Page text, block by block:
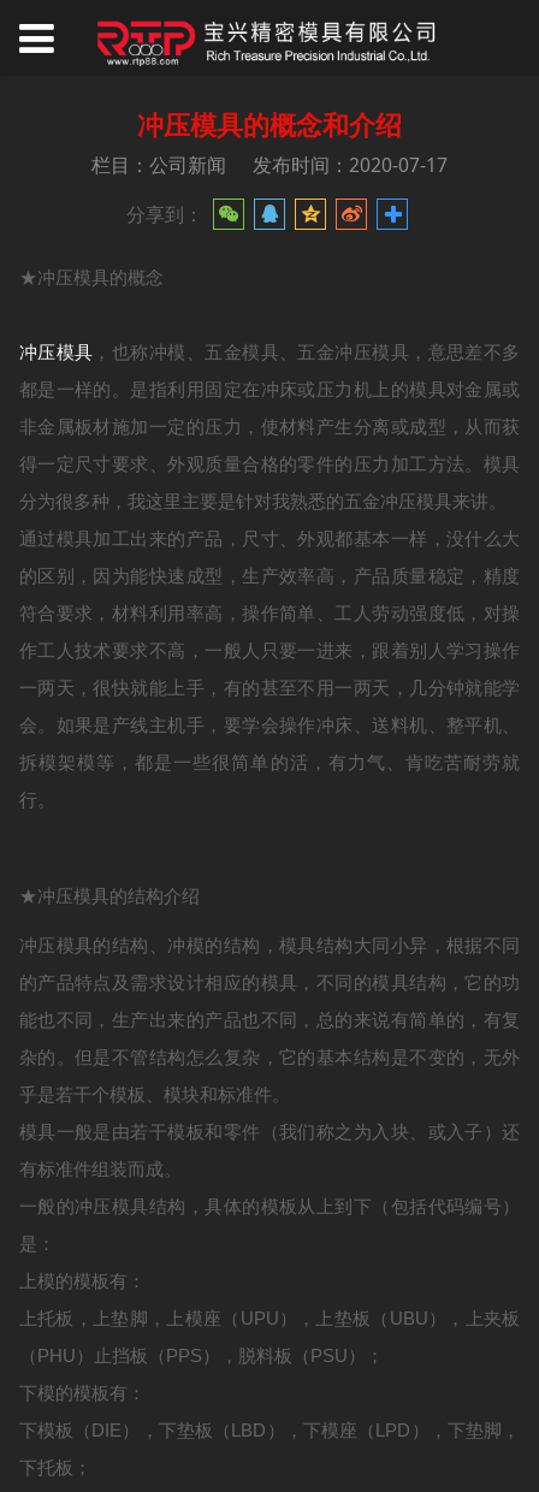
冲压模具的概念和介绍
栏目：公司新闻
发布时间：2020-07-17
分享到：
★冲压模具的概念
冲压模具 ，也称冲模、五金模具、五金冲压模具，意思差不多
都是一样的。是指利用固定在冲床或压力机上的模具对金属或
非金属板材施加一定的压力，使材料产生分离或成型，从而获
得一定尺寸要求、外观质量合格的零件的压力加工方法。模具
分为很多种，我这里主要是针对我熟悉的五金冲压模具来讲。
通过模具加工出来的产品，尺寸、外观都基本一样，没什么大
的区别，因为能快速成型，生产效率高，产品质量稳定，精度
符合要求，材料利用率高，操作简单、工人劳动强度低，对操
作工人技术要求不高，一般人只要一进来，跟着别人学习操作
一两天，很快就能上手，有的甚至不用一两天，几分钟就能学
会。如果是产线主机手，要学会操作冲床、送料机、整平机、
拆模架模等，都是一些很简单的活，有力气、肯吃苦耐劳就
行。
★冲压模具的结构介绍
冲压模具的结构、冲模的结构，模具结构大同小异，根据不同
的产品特点及需求设计相应的模具，不同的模具结构，它的功
能也不同，生产出来的产品也不同，总的来说有简单的，有复
杂的。但是不管结构怎么复杂，它的基本结构是不变的，无外
乎是若干个模板、模块和标准件。
模具一般是由若干模板和零件（我们称之为入块、或入子）还
有标准件组装而成。
一般的冲压模具结构，具体的模板从上到下（包括代码编号）
是：
上模的模板有：
上托板，上垫脚，上模座（UPU），上垫板（UBU），上夹板
（PHU）止挡板（PPS），脱料板（PSU）；
下模的模板有：
下模板（DIE），下垫板（LBD），下模座（LPD），下垫脚，
下托板；